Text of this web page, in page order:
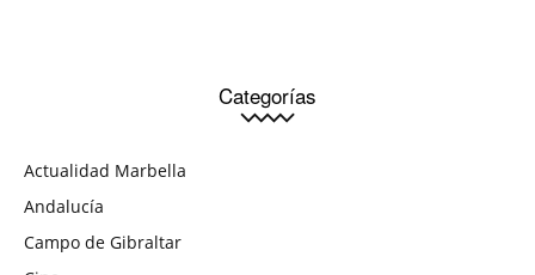
Categorías
Actualidad Marbella
Andalucía
Campo de Gibraltar